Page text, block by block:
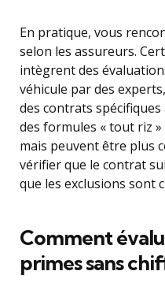
En pratique, vous
selon les assureurs.
intègrent des
véhicule par des
des contrats
des formules « tout riz
mais peuvent être plus
vérifier que le contrat
que les exclusions sont
Comment
primes sans